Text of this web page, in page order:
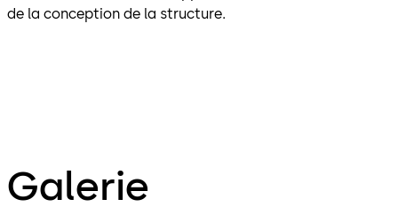
de la conception de la structure.
Galerie